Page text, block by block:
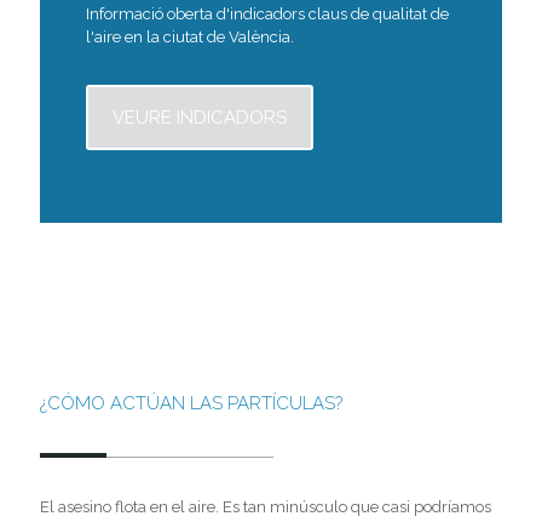
Informació oberta d'indicadors claus de qualitat de
l'aire en la ciutat de València.
VEURE INDICADORS
¿CÓMO ACTÚAN LAS PARTÍCULAS?
El asesino flota en el aire. Es tan minúsculo que casi podríamos